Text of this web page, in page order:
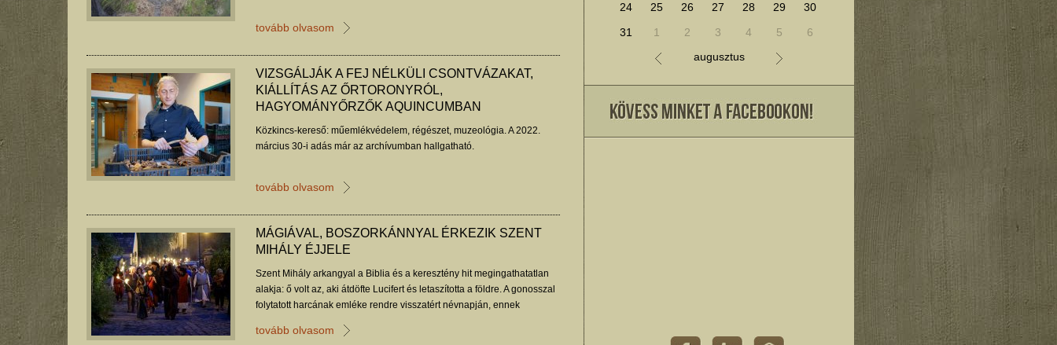
tovább olvasom
VIZSGÁLJÁK A FEJ NÉLKÜLI CSONTVÁZAKAT,
KIÁLLÍTÁS AZ ŐRTORONYRÓL,
HAGYOMÁNYŐRZŐK AQUINCUMBAN
Közkincs-kereső: műemlékvédelem, régészet, muzeológia. A 2022.
március 30-i adás már az archívumban hallgatható.
tovább olvasom
MÁGIÁVAL, BOSZORKÁNNYAL ÉRKEZIK SZENT
MIHÁLY ÉJJELE
Szent Mihály arkangyal a Biblia és a keresztény hit megingathatatlan
alakja: ő volt az, aki átdöfte Lucifert és letaszította a földre. A gonosszal
folytatott harcának emléke rendre visszatért névnapján, ennek
boszorkányüldözés szeptember 25-én este a visegrádi királyi
tovább olvasom
24
25 26 27 28 29
30
31
1 2 3 4 5
6
augusztus